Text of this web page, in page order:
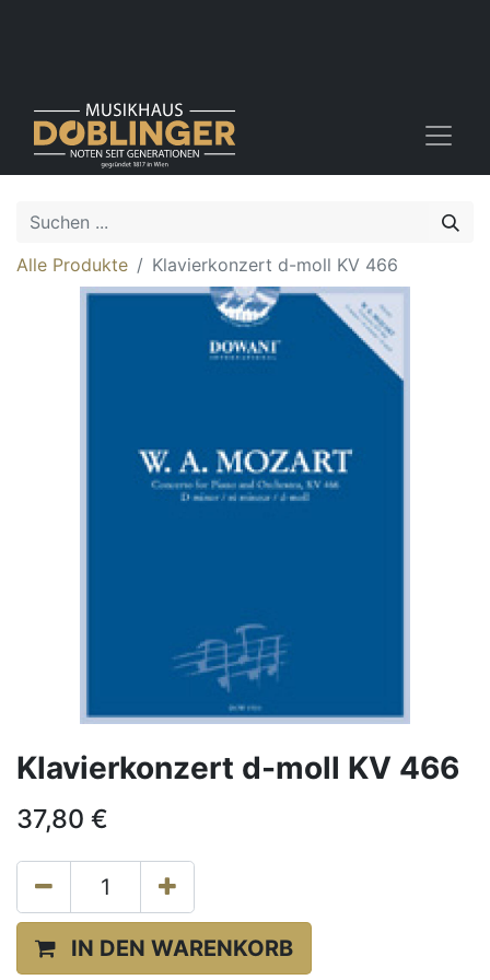
Alle Produkte Klavierkonzert d-moll KV 466
Klavierkonzert d-moll KV 466
37,80 €
IN DEN WARENKORB